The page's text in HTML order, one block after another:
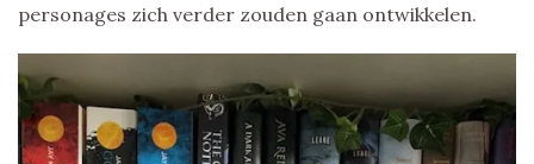
personages zich verder zouden gaan ontwikkelen.